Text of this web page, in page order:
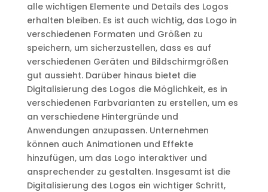
alle wichtigen Elemente und Details des Logos
erhalten bleiben. Es ist auch wichtig, das Logo in
verschiedenen Formaten und Größen zu
speichern, um sicherzustellen, dass es auf
verschiedenen Geräten und Bildschirmgrößen
gut aussieht. Darüber hinaus bietet die
Digitalisierung des Logos die Möglichkeit, es in
verschiedenen Farbvarianten zu erstellen, um es
an verschiedene Hintergründe und
Anwendungen anzupassen. Unternehmen
können auch Animationen und Effekte
hinzufügen, um das Logo interaktiver und
ansprechender zu gestalten. Insgesamt ist die
Digitalisierung des Logos ein wichtiger Schritt,